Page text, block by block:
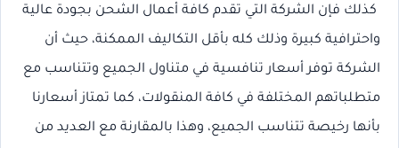
كذلك فإن الشركة التي تقدم كافة أعمال الشحن بجودة عالية
واحترافية كبيرة وذلك كله بأقل التكاليف الممكنة، حيث أن
الشركة توفر أسعار تنافسية في متناول الجميع وتتناسب مع
متطلباتهم المختلفة في كافة المنقولات، كما تمتاز أسعارنا
بأنها رخيصة تتناسب الجميع، وهذا بالمقارنة مع العديد من